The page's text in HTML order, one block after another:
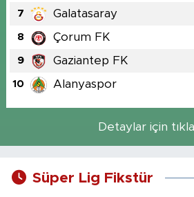
7 Galatasaray
8 Çorum FK
9 Gaziantep FK
10 Alanyaspor
Detaylar için
Süper Lig Fikstür